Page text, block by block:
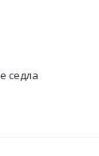
седла